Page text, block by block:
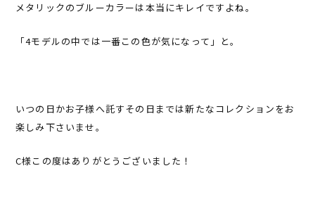
メタリックのブルーカラーは本当にキレイですよね。
「4モデルの中では一番この色が気になって」と。
いつの日かお子様へ託すその日までは新たなコレクションをお
楽しみ下さいませ。
C様この度はありがとうございました！